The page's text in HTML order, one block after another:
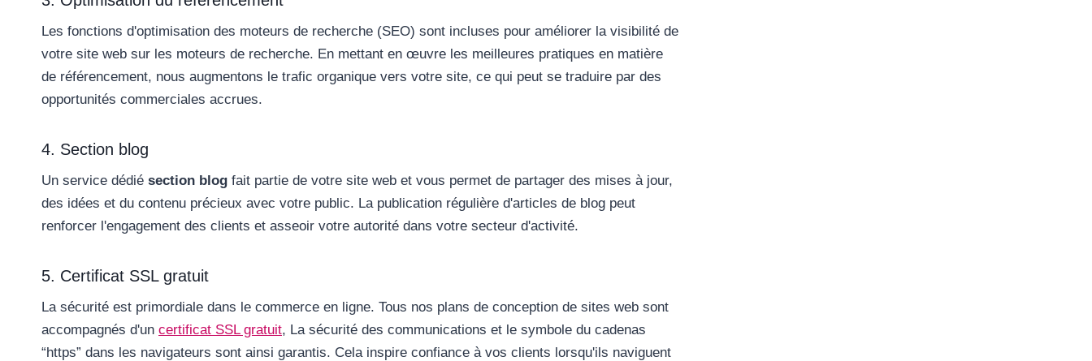
Les fonctions d'optimisation des moteurs de recherche (SEO) sont incluses pour améliorer la visibilité de
votre site web sur les moteurs de recherche. En mettant en œuvre les meilleures pratiques en matière
de référencement, nous augmentons le trafic organique vers votre site, ce qui peut se traduire par des
opportunités commerciales accrues.
4. Section blog
Un service dédié section blog fait partie de votre site web et vous permet de partager des mises à jour,
des idées et du contenu précieux avec votre public. La publication régulière d'articles de blog peut
renforcer l'engagement des clients et asseoir votre autorité dans votre secteur d'activité.
5. Certificat SSL gratuit
La sécurité est primordiale dans le commerce en ligne. Tous nos plans de conception de sites web sont
accompagnés d'un certificat SSL gratuit, La sécurité des communications et le symbole du cadenas
“https” dans les navigateurs sont ainsi garantis. Cela inspire confiance à vos clients lorsqu'ils naviguent